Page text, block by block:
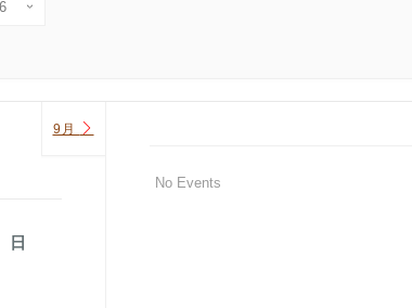
9月
日
No Events